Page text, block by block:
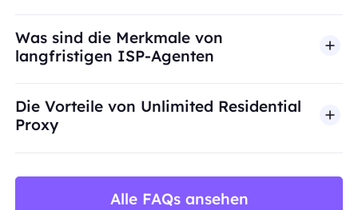
BestProxy unterstützt keinen Betrug, Spam,
Was sind die Merkmale von
langfristigen ISP-Agenten
Die Vorteile von Unlimited Residential
Proxy
Alle FAQs ansehen